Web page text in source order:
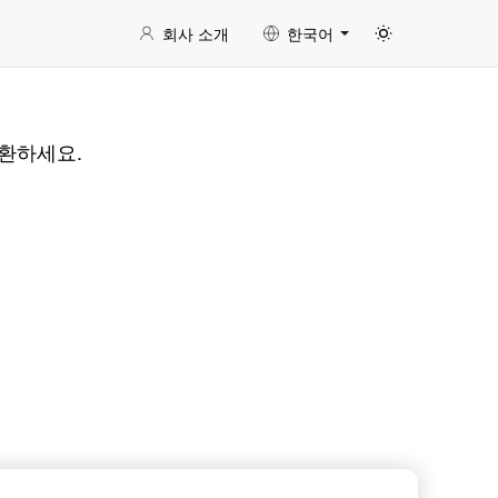
회사 소개 한국어
하세요.